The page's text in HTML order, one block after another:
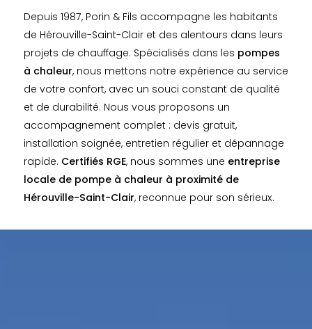
Depuis 1987, Porin & Fils accompagne les habitants
de Hérouville-Saint-Clair et des alentours dans leurs
projets de chauffage. Spécialisés dans les pompes
à chaleur, nous mettons notre expérience au service
de votre confort, avec un souci constant de qualité
et de durabilité. Nous vous proposons un
accompagnement complet : devis gratuit,
installation soignée, entretien régulier et dépannage
rapide. Certifiés RGE, nous sommes une entreprise
locale de pompe à chaleur à proximité de
Hérouville-Saint-Clair, reconnue pour son sérieux.